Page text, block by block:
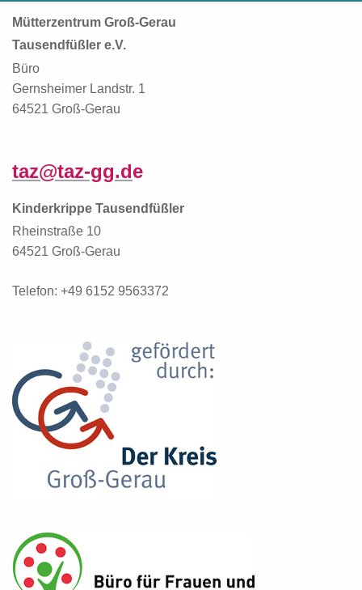
Mütterzentrum Groß-Gerau
Tausendfüßler e.V.
Büro
Gernsheimer Landstr. 1
64521 Groß-Gerau
taz@taz-gg.de
Kinderkrippe Tausendfüßler
Rheinstraße 10
64521 Groß-Gerau
Telefon: +49 6152 9563372